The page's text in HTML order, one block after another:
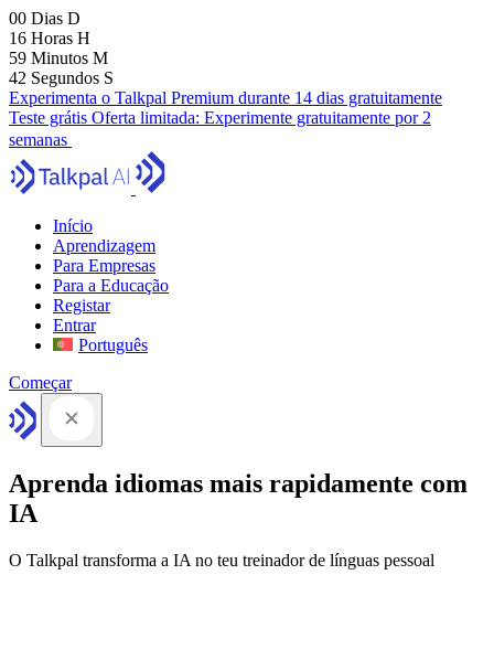
00 Dias D
16 Horas H
59 Minutos M
41 Segundos S
Experimenta o Talkpal Premium durante 14 dias gratuitamente
Teste grátis Oferta limitada: Experimente gratuitamente por 2
semanas
Início
Aprendizagem
Para Empresas
Para a Educação
Registar
Entrar
Português
Começar
Aprenda idiomas mais rapidamente com
IA
O Talkpal transforma a IA no teu treinador de línguas pessoal